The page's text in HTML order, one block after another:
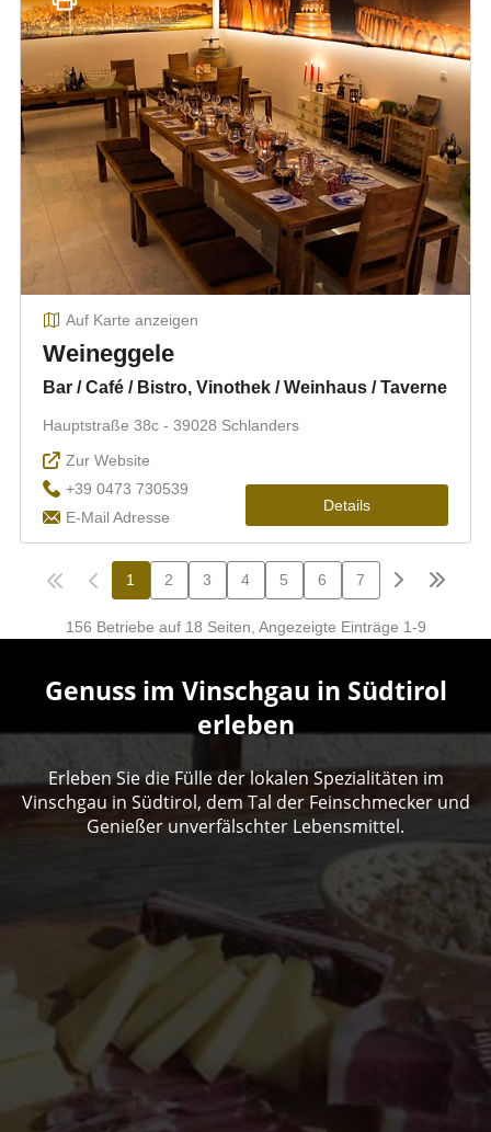
Genuss im Vinschgau in Südtirol
erleben
Erleben Sie die Fülle der lokalen Spezialitäten im
Vinschgau in Südtirol, dem Tal der Feinschmecker und
Genießer unverfälschter Lebensmittel.